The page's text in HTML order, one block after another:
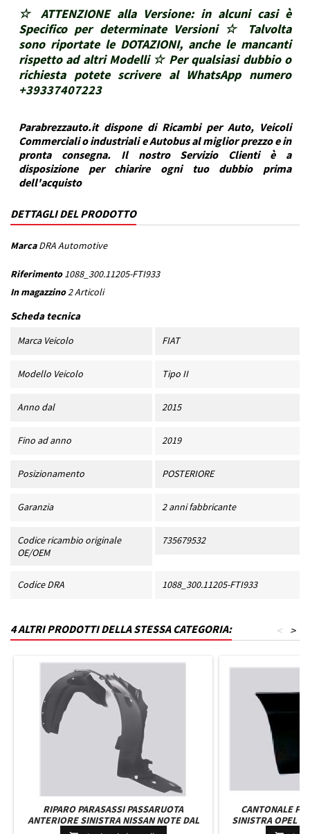
☆ ATTENZIONE alla Versione: in alcuni casi è
Specifico per determinate Versioni ☆ Talvolta
sono riportate le DOTAZIONI, anche le mancanti
rispetto ad altri Modelli ☆ Per qualsiasi dubbio o
richiesta potete scrivere al WhatsApp numero
+39337407223
Parabrezzauto.it dispone di Ricambi per Auto, Veicoli
Commerciali o industriali e Autobus al miglior prezzo e in
pronta consegna. Il nostro Servizio Clienti è a
disposizione per chiarire ogni tuo dubbio prima
dell'acquisto
DETTAGLI DEL PRODOTTO
Marca DRA Automotive
Riferimento 1088_300.11205-FTI933
In magazzino2 Articoli
Scheda tecnica
Marca Veicolo FIAT
Modello Veicolo Tipo II
Anno dal 2015
Fino ad anno 2019
Posizionamento POSTERIORE
Garanzia 2 anni fabbricante
Codice ricambio originale
OE/OEM
735679532
Codice DRA 1088_300.11205-FTI933
4 ALTRI PRODOTTI DELLA STESSA CATEGORIA: >
<
RIPARO PARASASSI PASSARUOTA
ANTERIORE SINISTRA NISSAN NOTE DAL
CANTONALE
SINISTRA OPEL